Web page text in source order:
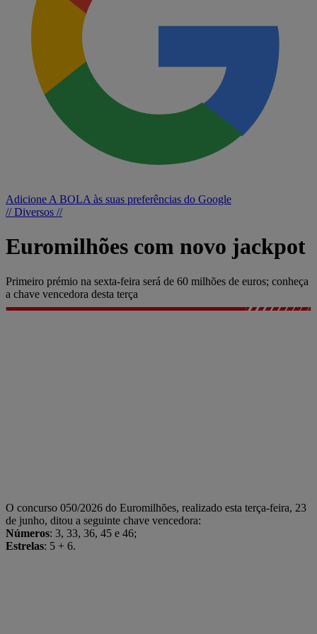
Adicione A BOLA às suas preferências do Google
// Diversos //
Euromilhões com novo jackpot
Primeiro prémio na sexta-feira será de 60 milhões de euros; conheça
a chave vencedora desta terça
O concurso 050/2026 do Euromilhões, realizado esta terça-feira, 23
de junho, ditou a seguinte chave vencedora:
Números: 3, 33, 36, 45 e 46;
Estrelas: 5 + 6.